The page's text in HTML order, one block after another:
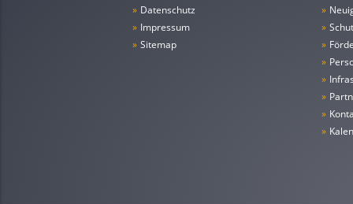
» Datenschutz
» Impressum
» Sitemap
»
»
»
»
»
»
»
»